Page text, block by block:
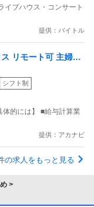
イブハウス・コンサート
提供：バイトル
リモート可 主婦活
シフト制
体的には】 ■給与計算業
提供：アカナビ
の求人をもっと見る
>